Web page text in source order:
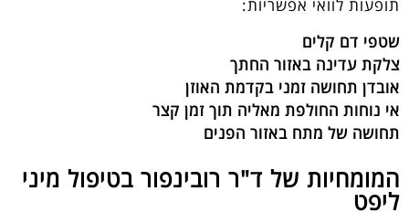
תופעות לוואי אפשריות:
שטפי דם קלים
צלקת עדינה באזור החתך
אובדן תחושה זמני בקדמת האוזן
אי נוחות החולפת מאליה תוך זמן קצר
תחושה של מתח באזור הפנים
המומחיות של ד"ר רובינפור בטיפול מיני
ליפט